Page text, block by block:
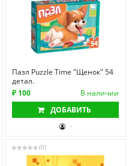
Пазл Puzzle Time "Щенок" 54
детал.
₽ 100
В наличии
ДОБАВИТЬ
-
(0)